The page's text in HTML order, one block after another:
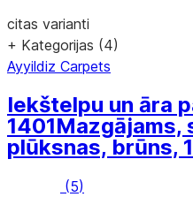
citas varianti
+ Kategorijas (4)
Ayyildiz Carpets
Iekštelpu un āra
1401Mazgājams,
plūksnas, brūns,
(5)